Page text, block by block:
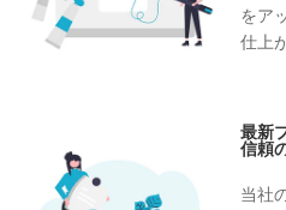
をア
仕上
最新
信頼
当社